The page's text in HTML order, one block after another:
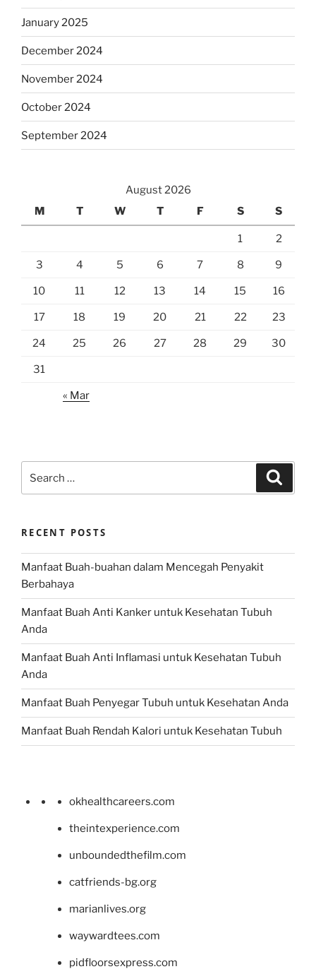
January 2025
December 2024
November 2024
October 2024
September 2024
August 2026
M
T W T F S S
1 2
3 4 5 6 7 8 9
10 11 12 13 14 15 16
17 18 19 20 21 22 23
24 25 26 27 28 29 30
31
« Mar
for:
RECENT POSTS
Manfaat Buah-buahan dalam Mencegah Penyakit
Berbahaya
Manfaat Buah Anti Kanker untuk Kesehatan Tubuh
Anda
Manfaat Buah Anti Inflamasi untuk Kesehatan Tubuh
Anda
Manfaat Buah Penyegar Tubuh untuk Kesehatan Anda
Manfaat Buah Rendah Kalori untuk Kesehatan Tubuh
okhealthcareers.com
theintexperience.com
unboundedthefilm.com
catfriends-bg.org
marianlives.org
waywardtees.com
pidfloorsexpress.com